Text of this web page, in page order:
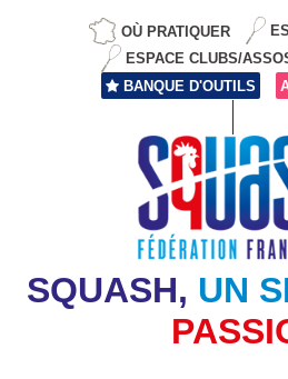
OÙ PRATIQUER
ESPACE CLUBS/
BANQUE D'OUTILS
SQUASH, UN